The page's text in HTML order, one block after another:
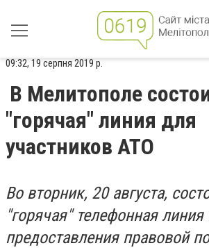
09:32, 19 серпня 2019 р.
В Мелитополе
"горячая" линия для
участников АТО
Во вторник, 20 августа,
"горячая" телефонная
предоставления правовой